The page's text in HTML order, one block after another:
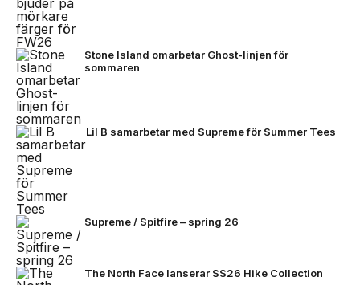
Stone Island omarbetar Ghost-linjen för
sommaren
Lil B samarbetar med Supreme för Summer Tees
Supreme / Spitfire – spring 26
The North Face lanserar SS26 Hike Collection